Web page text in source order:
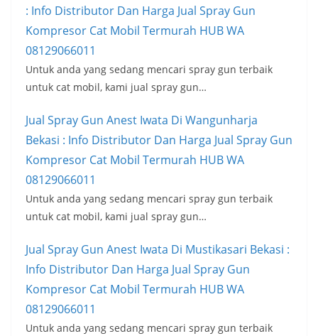
: Info Distributor Dan Harga Jual Spray Gun
Kompresor Cat Mobil Termurah HUB WA
08129066011
Untuk anda yang sedang mencari spray gun terbaik
untuk cat mobil, kami jual spray gun…
Jual Spray Gun Anest Iwata Di Wangunharja
Bekasi : Info Distributor Dan Harga Jual Spray Gun
Kompresor Cat Mobil Termurah HUB WA
08129066011
Untuk anda yang sedang mencari spray gun terbaik
untuk cat mobil, kami jual spray gun…
Jual Spray Gun Anest Iwata Di Mustikasari Bekasi :
Info Distributor Dan Harga Jual Spray Gun
Kompresor Cat Mobil Termurah HUB WA
08129066011
Untuk anda yang sedang mencari spray gun terbaik